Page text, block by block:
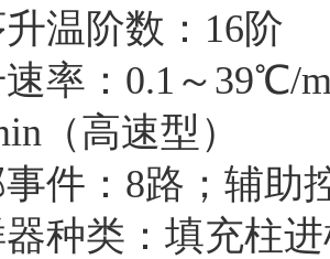
温阶数：16阶
率：0.1～39℃/
（高速型）
件：8路；辅助
种类：填充柱